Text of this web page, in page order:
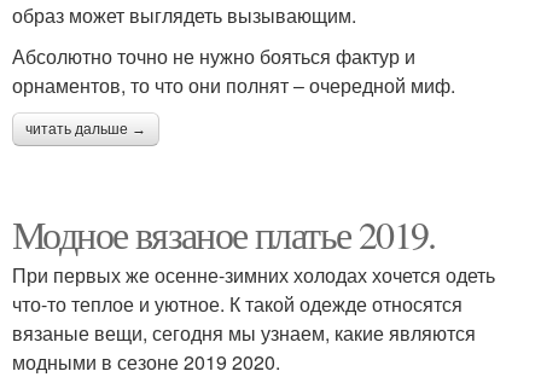
образ может выглядеть вызывающим.
Абсолютно точно не нужно бояться фактур и
орнаментов, то что они полнят – очередной миф.
читать дальше →
Модное вязаное платье 2019.
При первых же осенне-зимних холодах хочется одеть
что-то теплое и уютное. К такой одежде относятся
вязаные вещи, сегодня мы узнаем, какие являются
модными в сезоне 2019 2020.